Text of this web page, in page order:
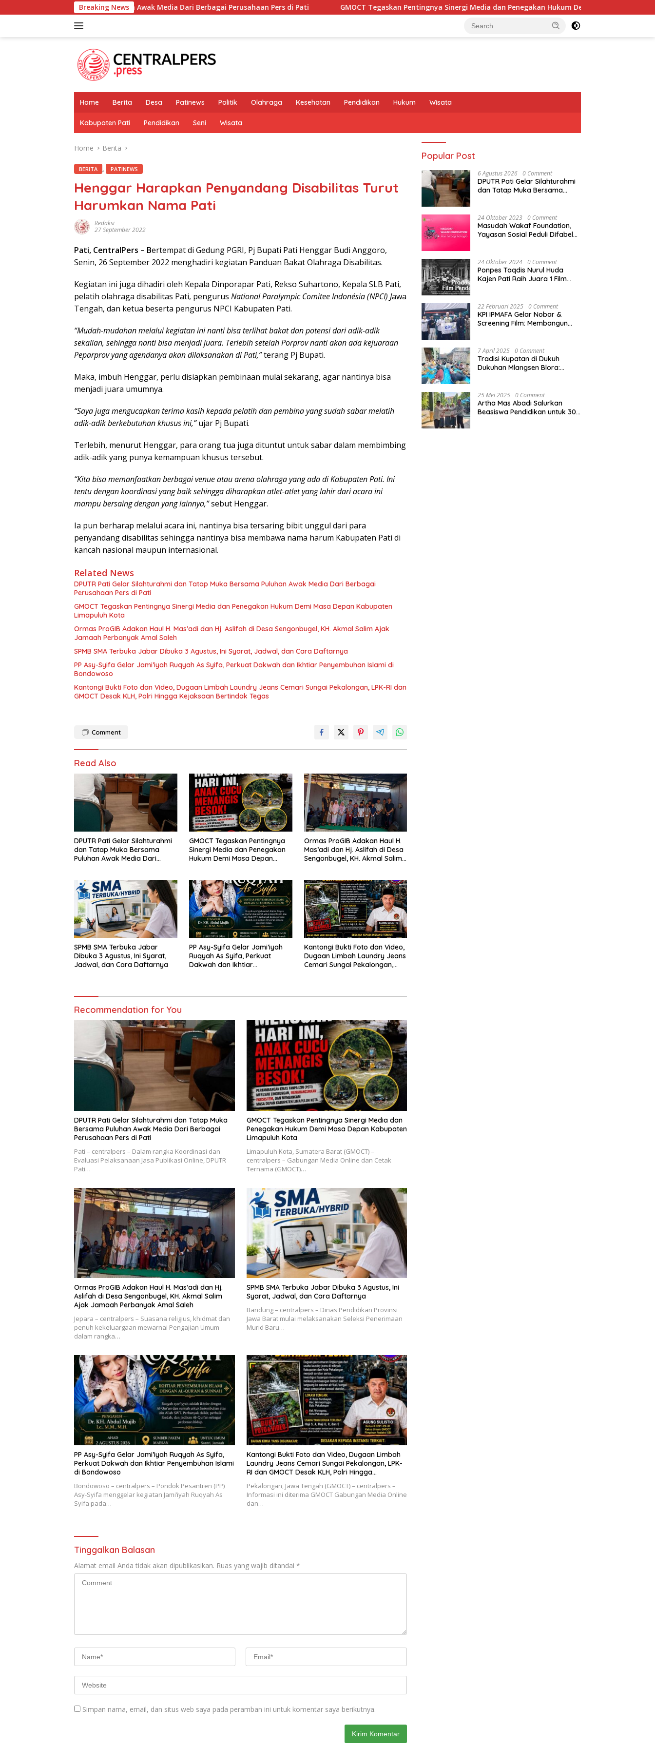
to
Breaking News
Puluhan Awak Media Dari Berbagai Perusahaan Pers di Pati GMOCT Tegaskan Pentingnya Sinergi Media dan Penegakan Hukum Demi Masa Depan Kabupaten Limapuluh
Home Berita Desa Patinews Politik Olahraga Kesehatan Pendidikan Hukum Wisata
Kabupaten Pati Pendidikan Seni Wisata
Home Berita
BERITA , PATINEWS
Henggar Harapkan Penyandang Disabilitas Turut
Harumkan Nama Pati
Redaksi
27 September 2022
Pati, CentralPers – Bertempat di Gedung PGRI, Pj Bupati Pati Henggar Budi Anggoro,
Senin, 26 September 2022 menghadiri kegiatan Panduan Bakat Olahraga Disabilitas.
Kegiatan ini juga dihadiri oleh Kepala Dinporapar Pati, Rekso Suhartono, Kepala SLB Pati,
pelatih olahraga disabilitas Pati, pengurus National Paralympic Comitee Indonésia (NPCI) Jawa
Tengah, dan ketua beserta pengurus NPCI Kabupaten Pati.
“Mudah-mudahan melalui kegiatan ini nanti bisa terlihat bakat dan potensi dari adik-adik
sekalian, sehingga nanti bisa menjadi juara. Terlebih setelah Porprov nanti akan ada kejuaraan
Peparprov yang agendanya akan dilaksanakan di Pati,”terang Pj Bupati.
Maka, imbuh Henggar, perlu disiapkan pembinaan mulai sekarang, agar nantinya bisa
menjadi juara umumnya.
“Saya juga mengucapkan terima kasih kepada pelatih dan pembina yang sudah sabar melatih
adik-adik berkebutuhan khusus ini,”ujar Pj Bupati.
Terlebih, menurut Henggar, para orang tua juga dituntut untuk sabar dalam membimbing
adik-adik yang punya kemampuan khusus tersebut.
“Kita bisa memanfaatkan berbagai venue atau arena olahraga yang ada di Kabupaten Pati. Ini
tentu dengan koordinasi yang baik sehingga diharapkan atlet-atlet yang lahir dari acara ini
mampu bersaing dengan yang lainnya,”sebut Henggar.
Ia pun berharap melalui acara ini, nantinya bisa tersaring bibit unggul dari para
penyandang disabilitas sehingga nantinya bisa membawa nama harum Kabupaten Pati di
kancah nasional maupun internasional.
Related News
DPUTR Pati Gelar Silahturahmi dan Tatap Muka Bersama Puluhan Awak Media Dari Berbagai
Perusahaan Pers di Pati
GMOCT Tegaskan Pentingnya Sinergi Media dan Penegakan Hukum Demi Masa Depan Kabupaten
Limapuluh Kota
Ormas ProGIB Adakan Haul H. Mas’adi dan Hj. Aslifah di Desa Sengonbugel, KH. Akmal Salim Ajak
Jamaah Perbanyak Amal Saleh
SPMB SMA Terbuka Jabar Dibuka 3 Agustus, Ini Syarat, Jadwal, dan Cara Daftarnya
PP Asy-Syifa Gelar Jami’iyah Ruqyah As Syifa, Perkuat Dakwah dan Ikhtiar Penyembuhan Islami di
Bondowoso
Kantongi Bukti Foto dan Video, Dugaan Limbah Laundry Jeans Cemari Sungai Pekalongan, LPK-RI dan
GMOCT Desak KLH, Polri Hingga Kejaksaan Bertindak Tegas
Comment
Read Also
DPUTR Pati Gelar Silahturahmi
dan Tatap Muka Bersama
Puluhan Awak Media Dari
GMOCT Tegaskan Pentingnya
Sinergi Media dan Penegakan
Hukum Demi Masa Depan
Ormas ProGIB Adakan Haul H.
Mas’adi dan Hj. Aslifah di Desa
Sengonbugel, KH. Akmal Salim
SPMB SMA Terbuka Jabar
Dibuka 3 Agustus, Ini Syarat,
Jadwal, dan Cara Daftarnya
PP Asy-Syifa Gelar Jami’iyah
Ruqyah As Syifa, Perkuat
Dakwah dan Ikhtiar
Kantongi Bukti Foto dan Video,
Dugaan Limbah Laundry Jeans
Cemari Sungai Pekalongan,
Recommendation for You
DPUTR Pati Gelar Silahturahmi dan Tatap Muka
Bersama Puluhan Awak Media Dari Berbagai
Perusahaan Pers di Pati
Pati – centralpers – Dalam rangka Koordinasi dan
Evaluasi Pelaksanaan Jasa Publikasi Online, DPUTR
Pati…
GMOCT Tegaskan Pentingnya Sinergi Media dan
Penegakan Hukum Demi Masa Depan Kabupaten
Limapuluh Kota
Limapuluh Kota, Sumatera Barat (GMOCT) –
centralpers – Gabungan Media Online dan Cetak
Ternama (GMOCT)…
Ormas ProGIB Adakan Haul H. Mas’adi dan Hj.
Aslifah di Desa Sengonbugel, KH. Akmal Salim
Ajak Jamaah Perbanyak Amal Saleh
Jepara – centralpers – Suasana religius, khidmat dan
penuh kekeluargaan mewarnai Pengajian Umum
dalam rangka…
SPMB SMA Terbuka Jabar Dibuka 3 Agustus, Ini
Syarat, Jadwal, dan Cara Daftarnya
Bandung – centralpers – Dinas Pendidikan Provinsi
Jawa Barat mulai melaksanakan Seleksi Penerimaan
Murid Baru…
PP Asy-Syifa Gelar Jami’iyah Ruqyah As Syifa,
Perkuat Dakwah dan Ikhtiar Penyembuhan Islami
di Bondowoso
Bondowoso – centralpers – Pondok Pesantren (PP)
Asy-Syifa menggelar kegiatan Jami’iyah Ruqyah As
Syifa pada…
Kantongi Bukti Foto dan Video, Dugaan Limbah
Laundry Jeans Cemari Sungai Pekalongan, LPK-
RI dan GMOCT Desak KLH, Polri Hingga
Pekalongan, Jawa Tengah (GMOCT) – centralpers –
Informasi ini diterima GMOCT Gabungan Media Online
dan…
Tinggalkan Balasan
Alamat email Anda tidak akan dipublikasikan. Ruas yang wajib ditandai *
Simpan nama, email, dan situs web saya pada peramban ini untuk komentar saya berikutnya.
Popular Post
6 Agustus 2026 0 Comment
DPUTR Pati Gelar Silahturahmi
dan Tatap Muka Bersama
Pati
24 Oktober 2023 0 Comment
Masudah Wakaf Foundation,
Yayasan Sosial Peduli Difabel
24 Oktober 2024 0 Comment
Ponpes Taqdis Nurul Huda
Kajen Pati Raih Juara 1 Film
22 Februari 2025 0 Comment
KPI IPMAFA Gelar Nobar &
Screening Film: Membangun
7 April 2025 0 Comment
Tradisi Kupatan di Dukuh
Dukuhan Mlangsen Blora:
25 Mei 2025 0 Comment
Artha Mas Abadi Salurkan
Beasiswa Pendidikan untuk 300